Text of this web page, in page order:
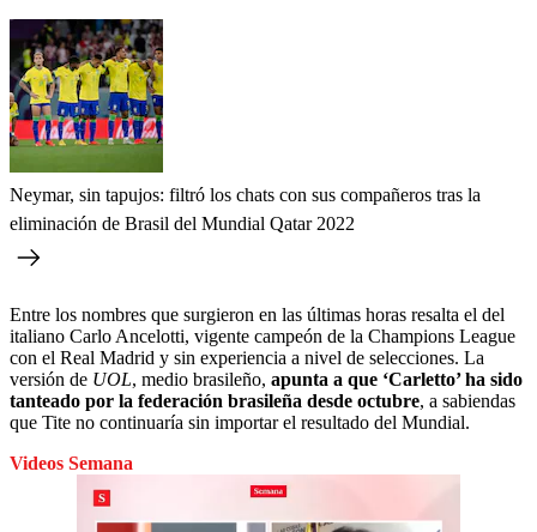
Neymar, sin tapujos: filtró los chats con sus compañeros tras la
eliminación de Brasil del Mundial Qatar 2022
Entre los nombres que surgieron en las últimas horas resalta el del
italiano Carlo Ancelotti, vigente campeón de la Champions League
con el Real Madrid y sin experiencia a nivel de selecciones. La
versión de UOL, medio brasileño, apunta a que ‘Carletto’ ha sido
tanteado por la federación brasileña desde octubre, a sabiendas
que Tite no continuaría sin importar el resultado del Mundial.
Videos Semana